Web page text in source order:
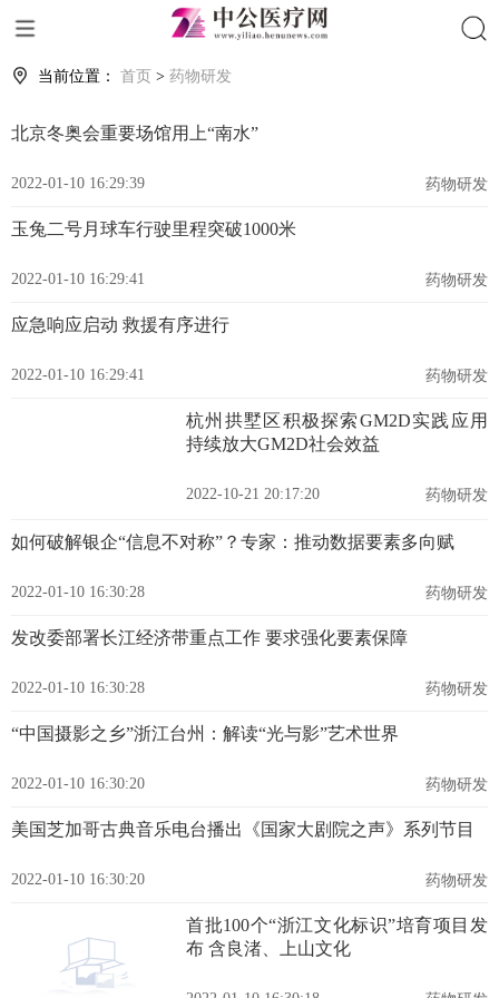
当前位置： 首页 > 药物研发
北京冬奥会重要场馆用上“南水”
2022-01-10 16:29:39 药物研发
玉兔二号月球车行驶里程突破1000米
2022-01-10 16:29:41 药物研发
应急响应启动 救援有序进行
2022-01-10 16:29:41 药物研发
杭州拱墅区积极探索GM2D实践应用
持续放大GM2D社会效益
2022-10-21 20:17:20 药物研发
如何破解银企“信息不对称”？专家：推动数据要素多向赋
2022-01-10 16:30:28 药物研发
发改委部署长江经济带重点工作 要求强化要素保障
2022-01-10 16:30:28 药物研发
“中国摄影之乡”浙江台州：解读“光与影”艺术世界
2022-01-10 16:30:20 药物研发
美国芝加哥古典音乐电台播出《国家大剧院之声》系列节目
2022-01-10 16:30:20 药物研发
首批100个“浙江文化标识”培育项目发
布 含良渚、上山文化